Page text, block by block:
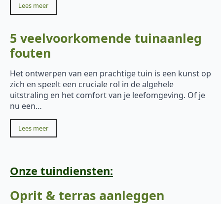
Lees meer
5 veelvoorkomende tuinaanleg
fouten
Het ontwerpen van een prachtige tuin is een kunst op
zich en speelt een cruciale rol in de algehele
uitstraling en het comfort van je leefomgeving. Of je
nu een…
Lees meer
Onze tuindiensten:
Oprit & terras aanleggen